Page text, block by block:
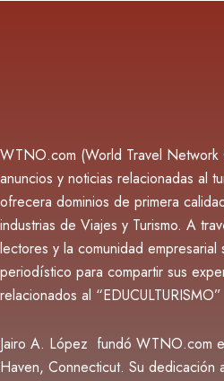
WTNO.com (World Travel Network
anuncios y noticias relacionadas al
ofrecera dominios de primera
industrias de Viajes y Turismo. A
lectores y la comunidad
periodístico para compartir sus
relacionados al “EDUCULTURISMO”
Jairo A. López fundó WTNO.com
Haven, Connecticut. Su dedicación